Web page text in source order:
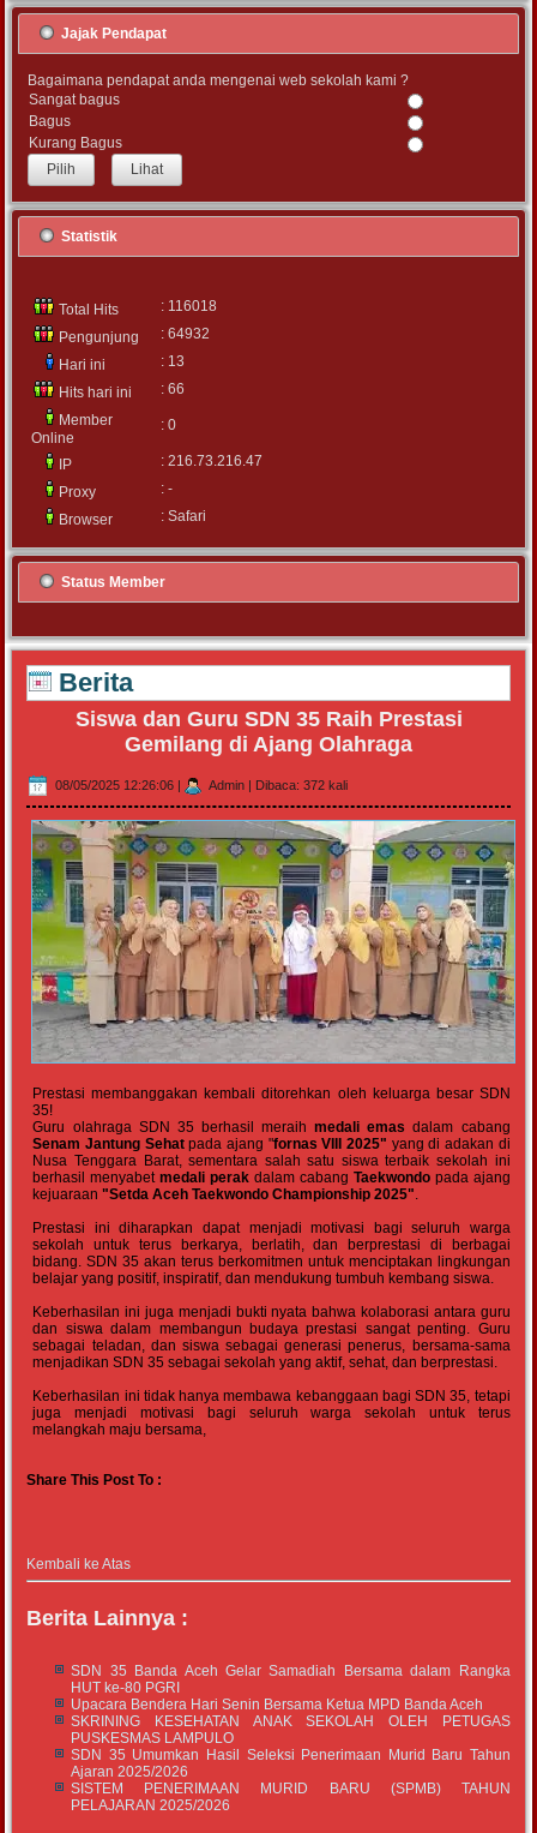
Jajak Pendapat
Bagaimana pendapat anda mengenai web sekolah kami ?
Sangat bagus
Bagus
Kurang Bagus
Lihat
Statistik
Total Hits
: 116018
Pengunjung
: 64932
Hari ini
: 13
Hits hari ini
: 66
Member
Online
: 0
IP
: 216.73.216.47
Proxy
: -
Browser
: Safari
Status Member
Berita
Siswa dan Guru SDN 35 Raih Prestasi
Gemilang di Ajang Olahraga
08/05/2025 12:26:06 Admin Dibaca: 372 kali
Prestasi membanggakan kembali ditorehkan oleh keluarga besar SDN
35!
Guru olahraga SDN 35 berhasil meraihmedali emas dalam cabang
Senam Jantung Sehatpada ajang "fornas VIII 2025" yang di adakan di
Nusa Tenggara Barat, sementara salah satu siswa terbaik sekolah ini
berhasil menyabetmedali perak dalam cabang Taekwondopada ajang
kejuaraan"Setda Aceh Taekwondo Championship 2025".
Prestasi ini diharapkan dapat menjadi motivasi bagi seluruh warga
sekolah untuk terus berkarya, berlatih, dan berprestasi di berbagai
bidang. SDN 35 akan terus berkomitmen untuk menciptakan lingkungan
belajar yang positif, inspiratif, dan mendukung tumbuh kembang siswa.
Keberhasilan ini juga menjadi bukti nyata bahwa kolaborasi antara guru
dan siswa dalam membangun budaya prestasi sangat penting. Guru
sebagai teladan, dan siswa sebagai generasi penerus, bersama-sama
menjadikan SDN 35 sebagai sekolah yang aktif, sehat, dan berprestasi.
Keberhasilan ini tidak hanya membawa kebanggaan bagi SDN 35, tetapi
juga menjadi motivasi bagi seluruh warga sekolah untuk terus
melangkah maju bersama,
Share This Post To :
Kembali ke Atas
Berita Lainnya :
SDN 35 Banda Aceh Gelar Samadiah Bersama dalam Rangka
HUT ke-80 PGRI
Upacara Bendera Hari Senin Bersama Ketua MPD Banda Aceh
SKRINING KESEHATAN ANAK SEKOLAH OLEH PETUGAS
PUSKESMAS LAMPULO
SDN 35 Umumkan Hasil Seleksi Penerimaan Murid Baru Tahun
Ajaran 2025/2026
SISTEM PENERIMAAN MURID BARU (SPMB) TAHUN
PELAJARAN 2025/2026